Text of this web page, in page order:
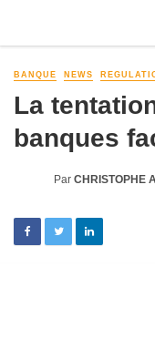
BANQUE NEWS
La
banques
Par CHRISTOPHE